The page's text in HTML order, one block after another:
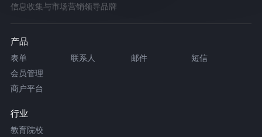
信息收集与市场营销领导品牌
产品
表单 联系人 邮件
短信
会员管理
商户平台
行业
教育院校